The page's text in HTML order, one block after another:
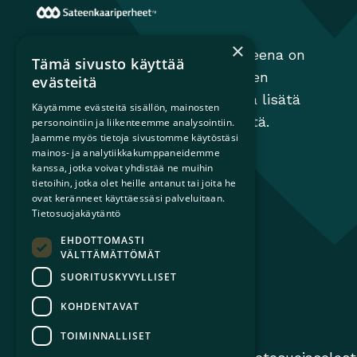
Sateenkaariperheet ry:n tavoitteena on
edistää perheiden moninaisuuden
huomioimista yhteiskunnassa ja lisätä
tietoisuutta sateenkaariperheistä.
×
Tämä sivusto käyttää
evästeitä
Käytämme evästeitä sisällön, mainosten
personointiin ja liikenteemme analysointiin.
Jaamme myös tietoja sivustomme käytöstäsi
mainos- ja analytiikkakumppaneidemme
kanssa, jotka voivat yhdistää ne muihin
tietoihin, jotka olet heille antanut tai joita he
ovat keränneet käyttäessäsi palveluitaan.
Tietosuojakäytäntö
EHDOTTOMASTI
VÄLTTÄMÄTTÖMÄT
SUORITUSKYVYLLISET
KOHDENTAVAT
TOIMINNALLISET